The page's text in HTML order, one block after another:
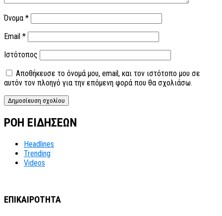
Όνομα *
Email *
Ιστότοπος
Αποθήκευσε το όνομά μου, email, και τον ιστότοπο μου σε
αυτόν τον πλοηγό για την επόμενη φορά που θα σχολιάσω.
ΡΟΗ ΕΙΔΗΣΕΩΝ
Headlines
Trending
Videos
ΕΠΙΚΑΙΡΟΤΗΤΑ